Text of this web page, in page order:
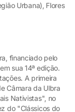
Urbana), Flores
financiado pelo
sua 14ª edição.
A primeira
Câmara da Ulbra
Nativistas", no
do "Clássicos do